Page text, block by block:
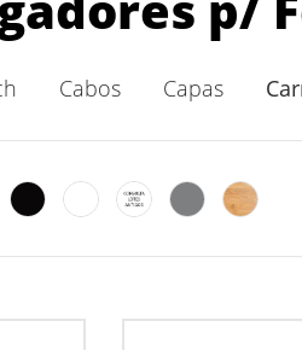
Cabos Capas